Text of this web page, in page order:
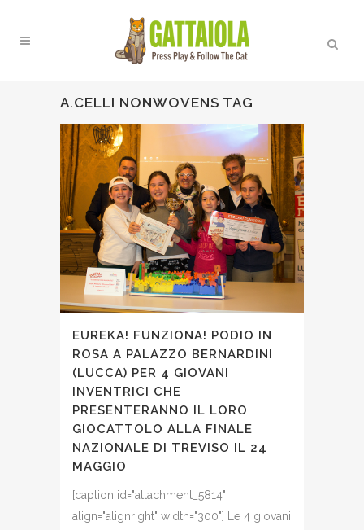
A.CELLI NONWOVENS TAG
EUREKA! FUNZIONA! PODIO IN
ROSA A PALAZZO BERNARDINI
(LUCCA) PER 4 GIOVANI
INVENTRICI CHE
PRESENTERANNO IL LORO
GIOCATTOLO ALLA FINALE
NAZIONALE DI TREVISO IL 24
MAGGIO
[caption id="attachment_5814"
align="alignright" width="300"] Le 4 giovani